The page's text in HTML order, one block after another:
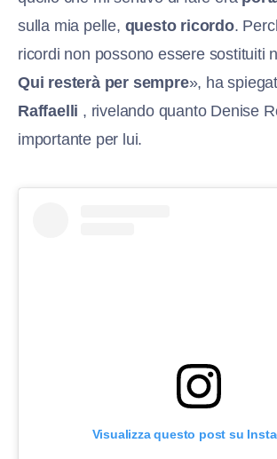
sulla mia pelle, questo ricordo.
ricordi non possono essere sostituiti
Qui resterà per sempre», ha
Raffaelli , rivelando quanto Denise
importante per lui.
Visualizza questo post su